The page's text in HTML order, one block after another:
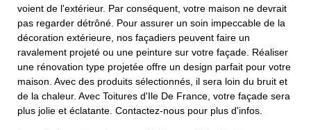
voient de l'extérieur. Par conséquent, votre maison ne devrait
pas regarder détrôné. Pour assurer un soin impeccable de la
décoration extérieure, nos façadiers peuvent faire un
ravalement projeté ou une peinture sur votre façade. Réaliser
une rénovation type projetée offre un design parfait pour votre
maison. Avec des produits sélectionnés, il sera loin du bruit et
de la chaleur. Avec Toitures d'Ile De France, votre façade sera
plus jolie et éclatante. Contactez-nous pour plus d'infos.